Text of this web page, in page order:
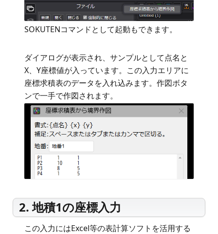
SOKUTENコマンドとして起動もできます。
ダイアログが表示され、サンプルとして点名と
X、Y座標値が入っています。この入力エリアに
座標求積表のデータを入れ込みます。作図ボタ
ンで一手で作図されます。
2. 地積1の座標入力
この入力にはExcel等の表計算ソフトを活用する